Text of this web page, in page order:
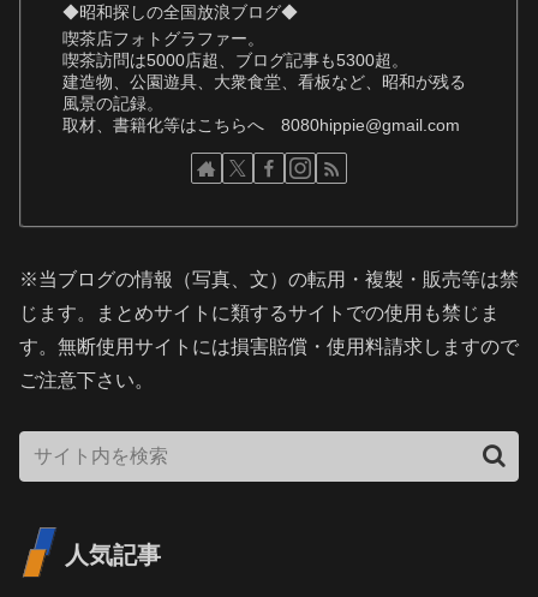
◆昭和探しの全国放浪ブログ◆
喫茶店フォトグラファー。
喫茶訪問は5000店超、ブログ記事も5300超。
建造物、公園遊具、大衆食堂、看板など、昭和が残る
風景の記録。
取材、書籍化等はこちらへ 8080hippie@gmail.com
※当ブログの情報（写真、文）の転用・複製・販売等は禁
じます。まとめサイトに類するサイトでの使用も禁じま
す。無断使用サイトには損害賠償・使用料請求しますので
ご注意下さい。
人気記事